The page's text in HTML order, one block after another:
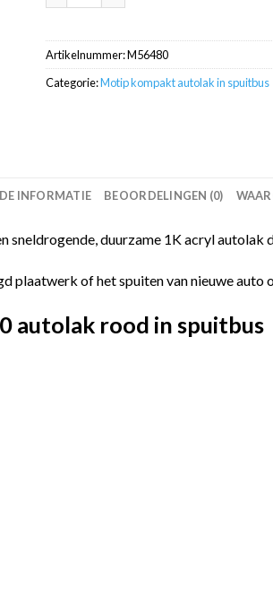
Artikelnummer:M56480
Categorie:Motip kompakt autolak in spuitbus
INFORMATIE BEOORDELINGEN (0)
duurzame 1K acryl autolak
plaatwerk of het spuiten van nieuwe auto
autolak rood in spuitbus